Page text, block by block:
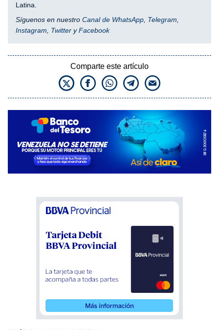
Latina.
Síguenos en nuestro Canal de WhatsApp Telegram
Instagram
Twitter yFacebook
Comparte este artículo